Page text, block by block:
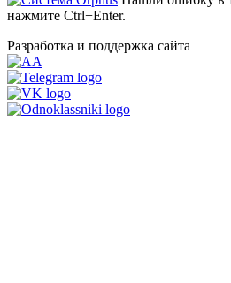
нажмите Ctrl+Enter.
Разработка и поддержка сайта